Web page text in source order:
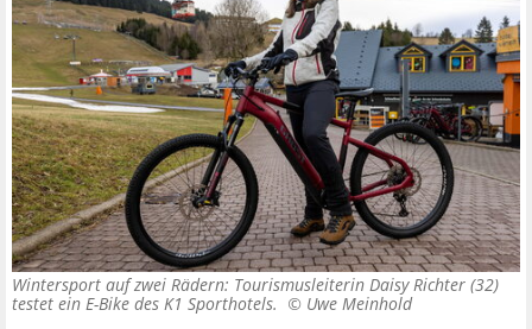
Wintersport auf zwei Rädern: Tourismusleiterin Daisy Richter (32)
testet ein E-Bike des K1 Sporthotels. © Uwe Meinhold